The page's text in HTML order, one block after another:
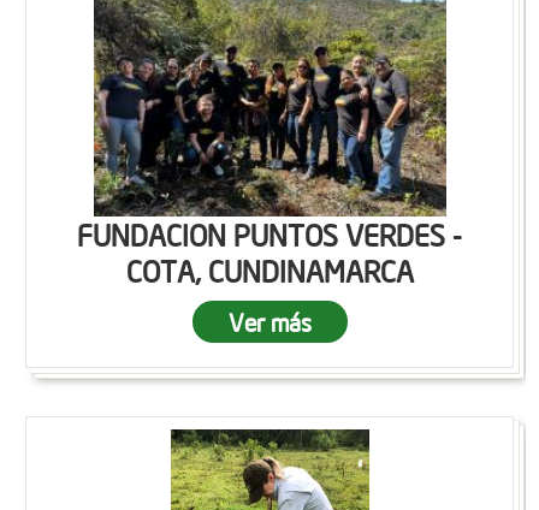
FUNDACION PUNTOS VERDES -
COTA, CUNDINAMARCA
Ver más